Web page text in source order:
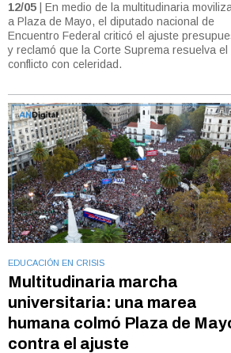
12/05 | En medio de la multitudinaria
a Plaza de Mayo, el diputado nacional de
Encuentro Federal criticó el ajuste
y reclamó que la Corte Suprema resuelva el
conflicto con celeridad.
EDUCACIÓN EN CRISIS
Multitudinaria marcha
universitaria: una marea
humana colmó Plaza de
contra el ajuste